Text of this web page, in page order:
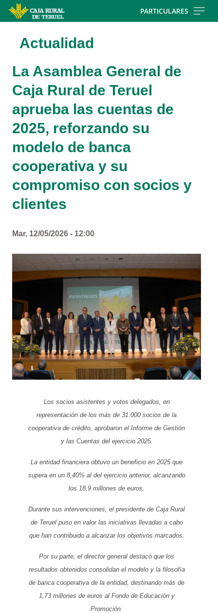
PARTICULARES
Actualidad
La Asamblea General de
Caja Rural de Teruel
aprueba las cuentas de
2025, reforzando su
modelo de banca
cooperativa y su
compromiso con socios y
clientes
Mar, 12/05/2026 - 12:00
Los socios asistentes y votos delegados, en
representación de los más de 31.000 socios de la
cooperativa de crédito, aprobaron el Informe de Gestión
y las Cuentas del ejercicio 2025.
La entidad financiera obtuvo un beneficio en 2025 que
supera en un 8,40% al del ejercicio anterior, alcanzando
los 18,9 millones de euros.
Durante sus intervenciones, el presidente de Caja Rural
de Teruel puso en valor las iniciativas llevadas a cabo
que han contribuido a alcanzar los objetivos marcados.
Por su parte, el director general destacó que los
resultados obtenidos consolidan el modelo y la filosofía
de banca cooperativa de la entidad, destinando más de
1,73 millones de euros al Fondo de Educación y
Promoción.